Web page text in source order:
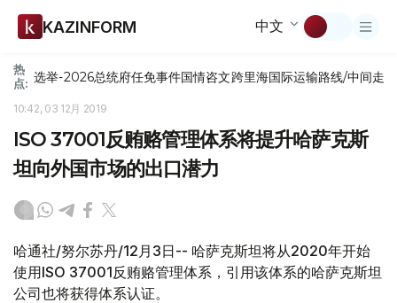
KAZINFORM 中文
热
点: 选举-2026总统府任免事件国情咨文跨里海国际运输路线/中间走廊
10:42, 03 12月 2019
ISO 37001反贿赂管理体系将提升哈萨克斯
坦向外国市场的出口潜力
哈通社/努尔苏丹/12月3日-- 哈萨克斯坦将从2020年开始
使用ISO 37001反贿赂管理体系，引用该体系的哈萨克斯坦
公司也将获得体系认证。